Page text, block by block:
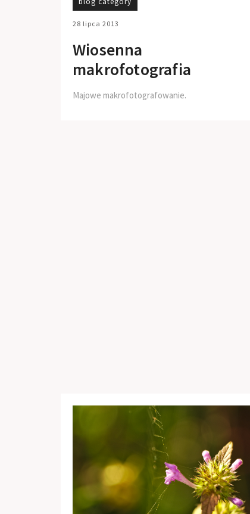
28 lipca 2013
Wiosenna
makrofotografia
Majowe makrofotografowanie.